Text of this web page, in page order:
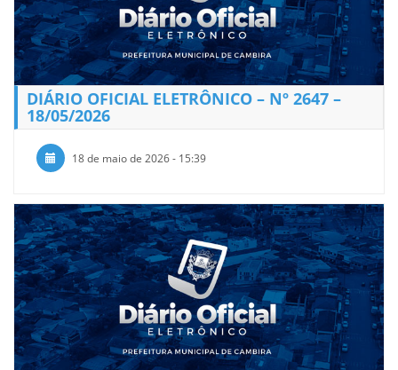
DIÁRIO OFICIAL ELETRÔNICO – Nº 2647 –
18/05/2026
18 de maio de 2026 - 15:39